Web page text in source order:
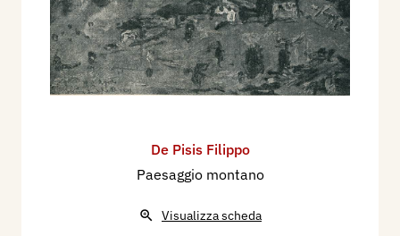
De Pisis Filippo
Paesaggio montano
Visualizza scheda